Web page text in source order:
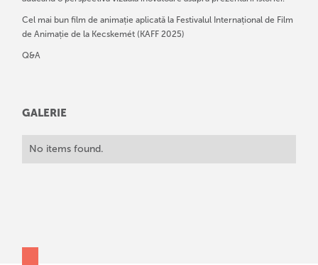
Cel mai bun film de animație aplicată la Festivalul Internațional de Film
de Animație de la Kecskemét (KAFF 2025)
Q&A
GALERIE
No items found.